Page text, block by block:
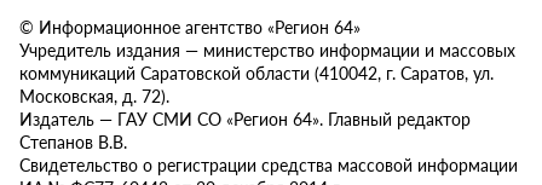
© Информационное агентство «Регион 64»
Учредитель издания — министерство информации и массовых
коммуникаций Саратовской области (410042, г. Саратов, ул.
Московская, д. 72).
Издатель — ГАУ СМИ СО «Регион 64». Главный редактор
Степанов В.В.
Свидетельство о регистрации средства массовой информации